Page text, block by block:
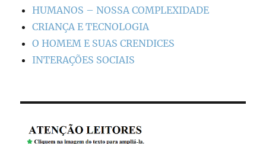
HUMANOS – NOSSA COMPLEXIDADE
CRIANÇA E TECNOLOGIA
O HOMEM E SUAS CRENDICES
INTERAÇÕES SOCIAIS